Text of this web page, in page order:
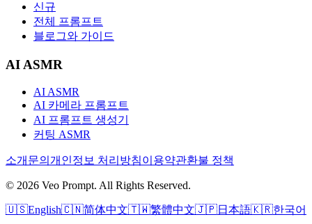
신규
전체 프롬프트
블로그와 가이드
AI ASMR
AI ASMR
AI 카메라 프롬프트
AI 프롬프트 생성기
커팅 ASMR
소개 문의 개인정보 처리방침이용약관환불 정책
© 2026 Veo Prompt. All Rights Reserved.
🇺🇸English🇨🇳简体中文🇹🇼繁體中文🇯🇵日本語🇰🇷한국어